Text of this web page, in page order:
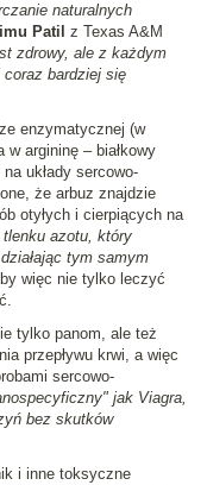
naturalnych
Patil z Texas A&M
zdrowy, ale z każdym
bardziej się
enzymatycznej (w
argininę – białkowy
układy sercowo-
że arbuz znajdzie
otyłych i cierpiących na
azotu, który
tym samym
więc nie tylko leczyć
tylko panom, ale też
przepływu krwi, a więc
sercowo-
jak Viagra,
bez skutków
i inne toksyczne